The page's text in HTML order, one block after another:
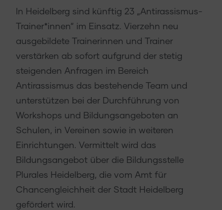
In Heidelberg sind künftig 23 „Antirassismus-
Trainer*innen“ im Einsatz. Vierzehn neu
ausgebildete Trainerinnen und Trainer
verstärken ab sofort aufgrund der stetig
steigenden Anfragen im Bereich
Antirassismus das bestehende Team und
unterstützen bei der Durchführung von
Workshops und Bildungsangeboten an
Schulen, in Vereinen sowie in weiteren
Einrichtungen. Vermittelt wird das
Bildungsangebot über die Bildungsstelle
Plurales Heidelberg, die vom Amt für
Chancengleichheit der Stadt Heidelberg
gefördert wird.